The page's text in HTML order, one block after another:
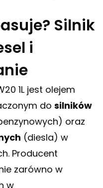
Silnik
i
1L jest olejem
do silników
oraz
(diesla) w
Producent
zarówno w
w